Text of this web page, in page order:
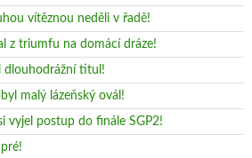
vítěznou neděli v řadě!
z triumfu na domácí dráze!
dlouhodrážní titul!
malý lázeňský ovál!
vyjel postup do finále SGP2!